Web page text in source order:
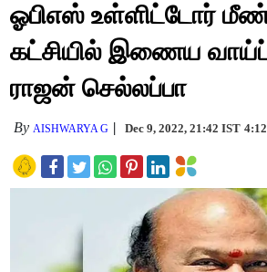
ஓபிஎஸ் உள்ளிட்டோர்
கட்சியில் இணைய
ராஜன் செல்லப்பா
By AISHWARYA G Dec 9, 2022, 21:42 IST